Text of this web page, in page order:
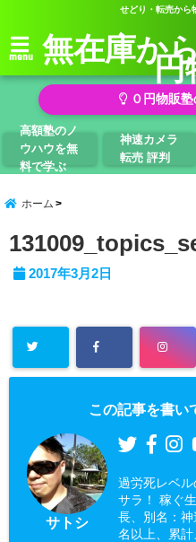
せどり・転売から
menu 無在庫か円
０円物販塾
高額塾のノ
ウハウを無
料で学ぶ
神速カメラ
転売 評判
ホーム
2017年3月2日
この記事を書い
サトシ
過労死レベ
サラ！ 稼ぐ
長、別名：
名以上、累